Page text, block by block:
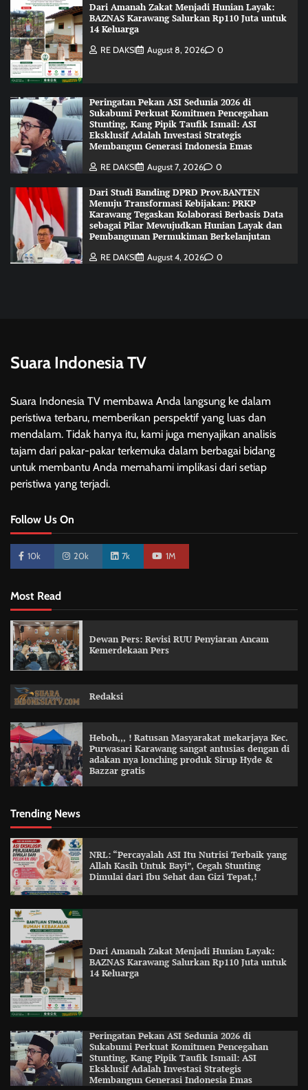
Dari Amanah Zakat Menjadi Hunian Layak:
BAZNAS Karawang Salurkan Rp110 Juta untuk
14 Keluarga
RE DAKSI August 8, 2026 0
Peringatan Pekan ASI Sedunia 2026 di
Sukabumi Perkuat Komitmen Pencegahan
Stunting, Kang Pipik Taufik Ismail: ASI
Eksklusif Adalah Investasi Strategis
Membangun Generasi Indonesia Emas
RE DAKSI August 7, 2026 0
Dari Studi Banding DPRD Prov.BANTEN
Menuju Transformasi Kebijakan: PRKP
Karawang Tegaskan Kolaborasi Berbasis Data
sebagai Pilar Mewujudkan Hunian Layak dan
Pembangunan Permukiman Berkelanjutan
RE DAKSI August 4, 2026 0
Suara Indonesia TV
Suara Indonesia TV membawa Anda langsung ke dalam
peristiwa terbaru, memberikan perspektif yang luas dan
mendalam. Tidak hanya itu, kami juga menyajikan analisis
tajam dari pakar-pakar terkemuka dalam berbagai bidang
untuk membantu Anda memahami implikasi dari setiap
peristiwa yang terjadi.
Follow Us On
10k 20k 7k 1M
Most Read
Dewan Pers: Revisi RUU Penyiaran Ancam
Kemerdekaan Pers
Redaksi
Heboh,,, ! Ratusan Masyarakat mekarjaya Kec.
Purwasari Karawang sangat antusias dengan di
adakan nya lonching produk Sirup Hyde &
Bazzar gratis
Trending News
NRL: “Percayalah ASI Itu Nutrisi Terbaik yang
Allah Kasih Untuk Bayi”, Cegah Stunting
Dimulai dari Ibu Sehat dan Gizi Tepat,!
Dari Amanah Zakat Menjadi Hunian Layak:
BAZNAS Karawang Salurkan Rp110 Juta untuk
14 Keluarga
Peringatan Pekan ASI Sedunia 2026 di
Sukabumi Perkuat Komitmen Pencegahan
Stunting, Kang Pipik Taufik Ismail: ASI
Eksklusif Adalah Investasi Strategis
Membangun Generasi Indonesia Emas